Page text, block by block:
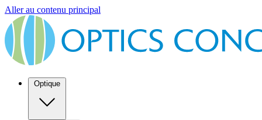
Aller au contenu principal
Optique